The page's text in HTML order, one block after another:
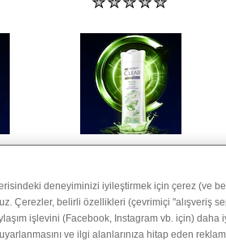
product
değerlendirme
gönderilmedi
Etkili Şampuan
Bu
deneyiminizi iyileştirmek için çerez (ve
Çerezler, belirli özellikleri (çevrimiçi "alışveriş
işlevini (Facebook, Instagram vb. için)
ve ilgi alanlarınıza hitap eden